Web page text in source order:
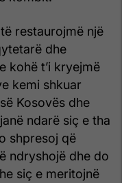
restaurojmë një
dhe
kohë t’i kryejmë
kemi shkuar
Kosovës dhe
ndarë siç e tha
shpresoj që
ndryshojë dhe do
siç e meritojnë